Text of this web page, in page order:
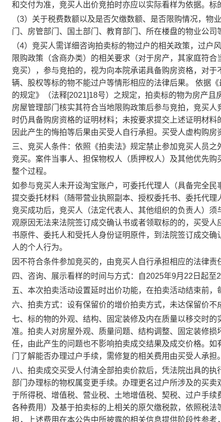
和交付为准，竞买人出价竞拍时亦应以实际看样为依据。
（3）关于税费数额以及是否欠缴数额、是否限购情况，物
门、房管部门、国土部门、教育部门、所在楼盘的物业公司
（4）竞买人需详细咨询拍卖标的物过户的相关政策，过户
限购政策（含商办类）的相关要求（对于房产，其家庭符
竞买），参与竞拍的，视为向本院承诺具备购房资格，对
辆、股权等标的物不能过户等情形相应的法律后果。 依据
的规定》（法释[2021]18号）之规定，拍卖标的物为房产
房屋管理部门核实其符合当地限购政策后参与竞拍，竞买
时仍具备购房资格的证明材料；未按要求提交上述证明材
因此产生的悔拍等后果由买受人自行承担。买受人虚构购
三、竞买人条件：依照《拍卖法》规定禁止参加竞买人员
竞买。案件当事人、担保物权人（质押权人）及其他优先
整个过程。
如参与竞买人未开设淘宝账户，可委托代理人（具备完全
提交委托材料（随带营业执照副本、授权委托书、委托代
竞买成功后，竞买人（法定代表人、其他组织的负责人）
观原因无法来法院签订成交确认书或者领取标的的，买受
书原件、委托人和受托人身份证明原件，到法院签订成交
人的个人行为。
因不符合条件参加竞买的，由竞买人自行承担相应的法律责
四、咨询、展示看样的时间与方式：
自2025年9月 22 日起至
五、本次拍卖活动设置延时出价功能，在拍卖活动结束前
六、拍卖方式：设有保留价的增价拍卖方式，未达保留价不
七、标的物的外观、结构、固定装修及内在质量以移交时
准。拍卖人对房屋外观、质量问题、结构调整、固定装修
任，由此产生的问题也不影响拍卖成交结果及成交价格。
门了解能否办理过户手续，需修复的相关费用由买受人承担
八、拍卖成交买受人付清全部拍卖价款后，凭法院出具的
部门办理标的物权属变更手续。办理更名过户所涉及的买
于所得税、增值税、营业税、土地增值税、契税、过户手
各种费用）及基于拍卖标的上相关的原欠缴税款，依照税
担，上述费用在本公告中所披露的相关信息提供阶段性参